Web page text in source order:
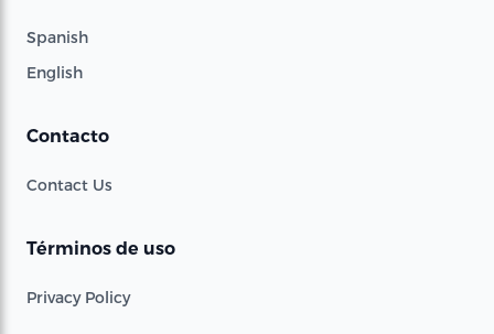
Spanish
English
Contacto
Contact Us
Términos de uso
Privacy Policy